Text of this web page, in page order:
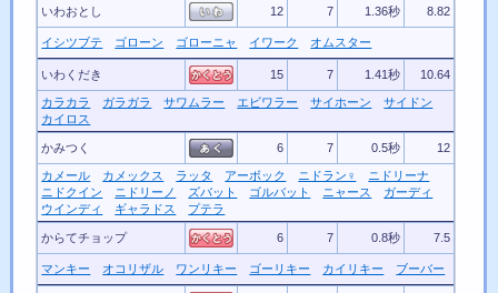
いわおとし 12 7 1.36秒 8.82
イシツブテ ゴローン ゴローニャ イワーク オムスター
いわくだき 15 7 1.41秒 10.64
カラカラ ガラガラ サワムラー エビワラー サイホーン
サイドン
カイロス
かみつく 6 7 0.5秒 12
カメール カメックス ラッタ アーボック ニドラン♀
ニドリーナ
ニドクイン
ニドリーノ ズバット ゴルバット ニャース
ガーディ
ウインディ
ギャラドス プテラ
からてチョップ 6 7 0.8秒 7.5
マンキー オコリザル ワンリキー ゴーリキー カイリキー ブーバー